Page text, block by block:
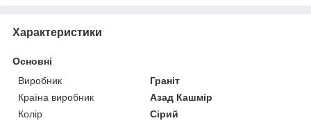
Характеристики
Основні
Виробник
Граніт
Країна виробник
Азад Кашмір
Колір
Сірий